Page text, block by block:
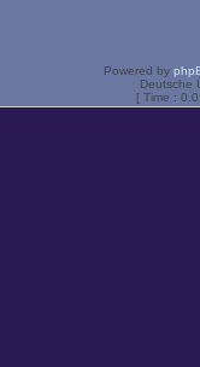
Powered by
Deutsche
[ Time :